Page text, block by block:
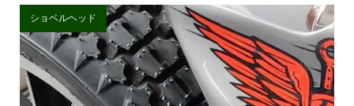
ショベルヘッド